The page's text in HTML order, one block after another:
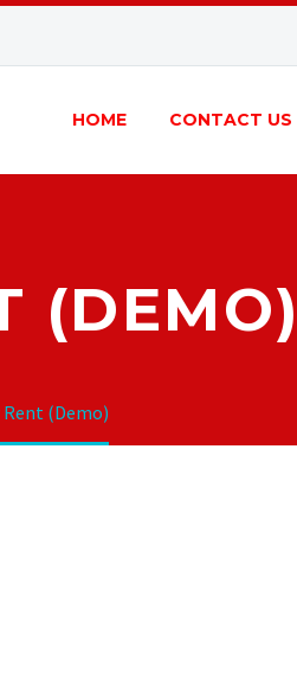
HOME CONTACT US
(DEMO)
(Demo)